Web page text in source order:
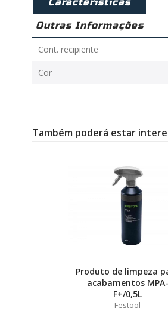
Outras Informações
Cont. recipiente
Cor
Também poderá estar
Produto de limpeza
acabamentos MPA-
F+/0,5L
Festool